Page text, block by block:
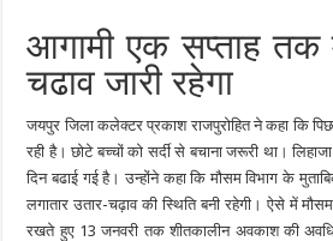
आगामी एक सप्ताह तक
चढाव जारी रहेगा
जयपुर जिला कलेक्टर प्रकाश राजपुरोहित ने कहा कि
रही है। छोटे बच्चों को सर्दी से बचाना जरूरी था।
दिन बढाई गई है। उन्होंने कहा कि मौसम विभाग के
लगातार उतार-चढ़ाव की स्थिति बनी रहेगी। ऐसे में
रखते हुए 13 जनवरी तक शीतकालीन अवकाश की अवधि